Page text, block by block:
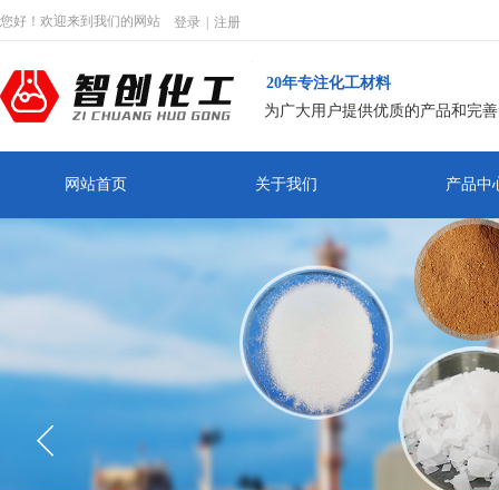
登录 注册
您好！欢迎来到我们的网站
20年专注化工材料
为广大用户提供优质的产品和完
网站首页 关于我们 产品中